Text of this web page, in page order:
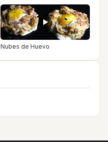
Nubes de Huevo